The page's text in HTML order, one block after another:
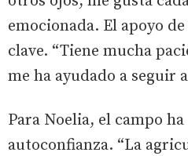
emocionada. El apoyo
clave. “Tiene mucha
me ha ayudado a seguir
Para Noelia, el campo
autoconfianza. “La